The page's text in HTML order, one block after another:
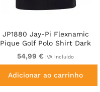
JP1880 Jay-Pi Flexnamic
Pique Golf Polo Shirt Dark
Navy
54,99 € IVA incluído
Adicionar ao carrinho